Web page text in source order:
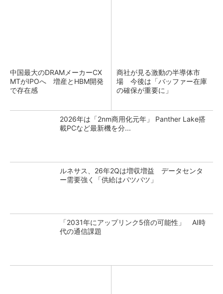
中国最大のDRAMメーカーCX
MTがIPOへ 増産とHBM開発
で存在感
商社が見る激動の半導体市
場 今後は「バッファー在庫
の確保が重要に」
2026年は「2nm商用化元年」 Panther Lake搭
載PCなど最新機を分...
ルネサス、26年2Qは増収増益 データセンタ
ー需要強く「供給はパツパツ」
「2031年にアップリンク5倍の可能性」 AI時
代の通信課題